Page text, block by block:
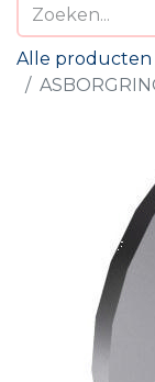
Alle producten